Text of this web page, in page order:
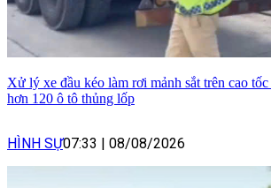
Xử lý xe đầu kéo làm rơi mảnh sắt trên cao
hơn 120 ô tô thủng lốp
HÌNH SỰ07:33 | 08/08/2026